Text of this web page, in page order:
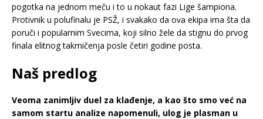
pogotka na jednom meču i to u nokaut fazi Lige šampiona.
Protivnik u polufinalu je PSŽ, i svakako da ova ekipa ima šta da
poruči i popularnim Svecima, koji silno žele da stignu do prvog
finala elitnog takmičenja posle četiri godine posta.
Naš predlog
Veoma zanimljiv duel za klađenje, a kao što smo već na
samom startu analize napomenuli, ulog je plasman u